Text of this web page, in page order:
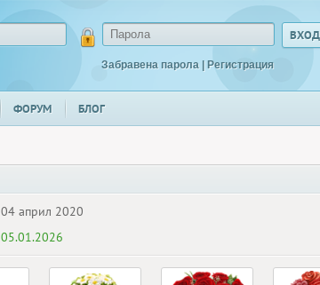
Забравена парола | Регистрация
ФОРУМ БЛОГ
04 април 2020
05.01.2026